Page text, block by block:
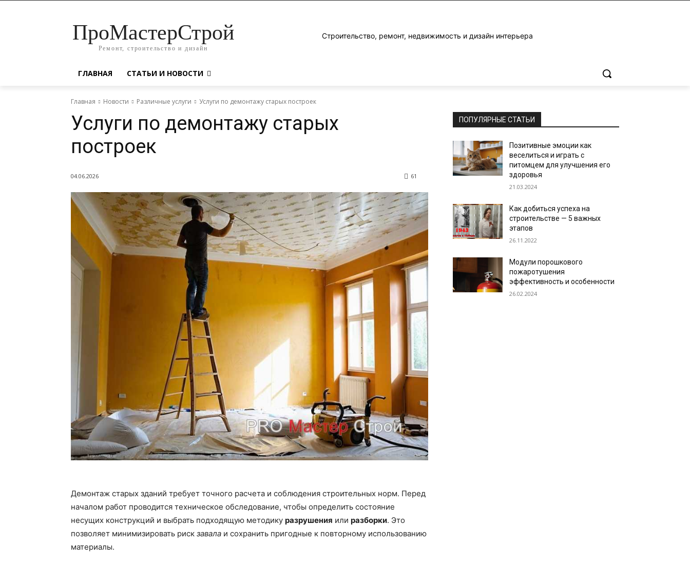
ПроМастерСтрой
Ремонт, строительство и дизайн
Строительство, ремонт, недвижимость и дизайн интерьера
ГЛАВНАЯ СТАТЬИ И НОВОСТИ
Главная Новости Различные услуги Услуги по демонтажу старых построек
Услуги по демонтажу старых
построек
04.06.2026 61
Демонтаж старых зданий требует точного расчета и соблюдения строительных норм. Перед
началом работ проводится техническое обследование, чтобы определить состояние
несущих конструкций и выбрать подходящую методику разрушения или разборки. Это
позволяет минимизировать риск завала и сохранить пригодные к повторному использованию
материалы.
ПОПУЛЯРНЫЕ СТАТЬИ
Позитивные эмоции как
веселиться и играть с
питомцем для улучшения его
здоровья
21.03.2024
Как добиться успеха на
строительстве — 5 важных
этапов
26.11.2022
Модули порошкового
пожаротушения
эффективность и особенности
26.02.2024